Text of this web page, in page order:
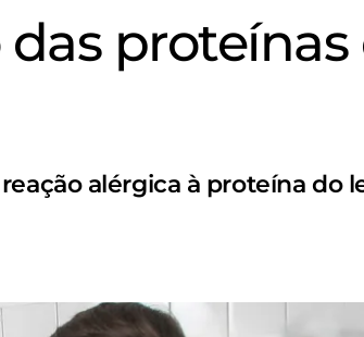
proteínas
alérgica à proteína do